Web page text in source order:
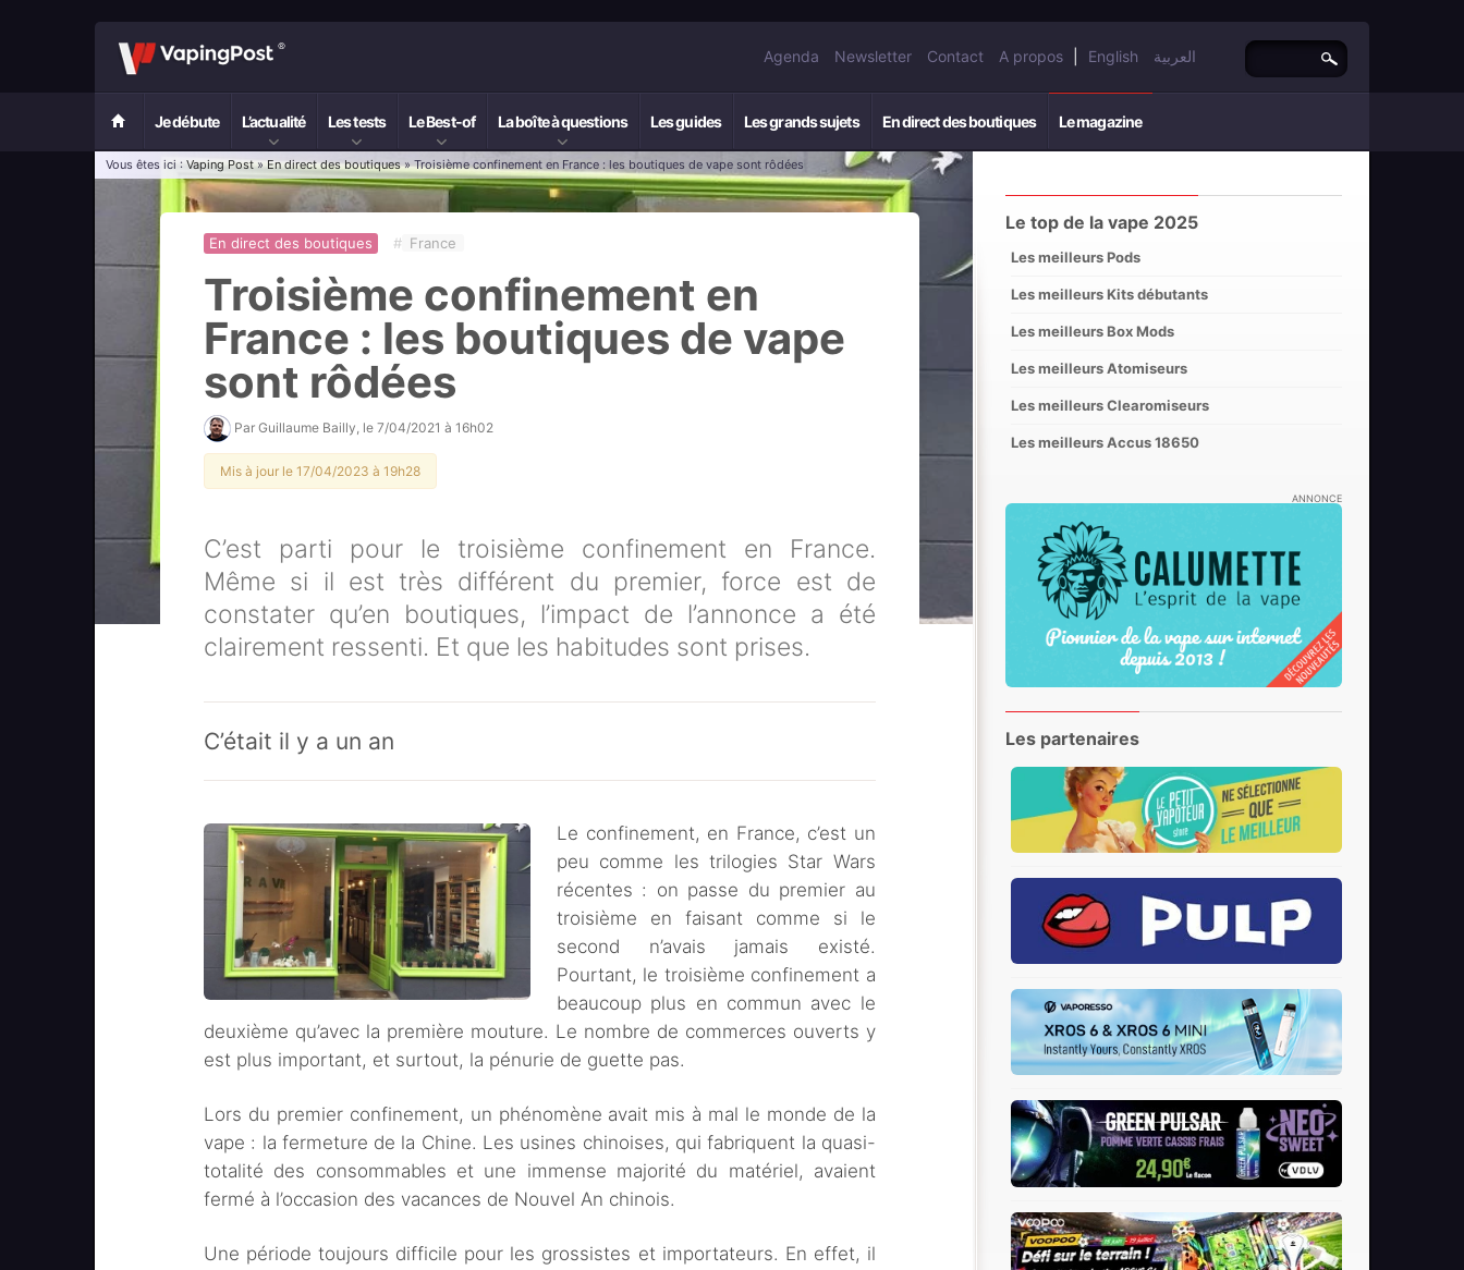
Agenda Newsletter Contact A propos English العربية
Je débute L’actualité Les tests Le Best-of La boîte à questions Les guides Les grands sujets En direct des boutiques Le magazine
Vous êtes ici : Vaping Post»En direct des boutiques» Troisième confinement en France : les boutiques de vape sont rôdées
En direct des boutiques # France
Troisième confinement en
France : les boutiques de vape
sont rôdées
Par Guillaume Bailly , le 7/04/2021 à 16h02
Mis à jour le 17/04/2023 à 19h28
C’est parti pour le troisième confinement en France.
Même si il est très différent du premier, force est de
constater qu’en boutiques, l’impact de l’annonce a été
clairement ressenti. Et que les habitudes sont prises.
C’était il y a un an
Le confinement, en France, c’est un
peu comme les trilogies Star Wars
récentes : on passe du premier au
troisième en faisant comme si le
second n’avais jamais existé.
Pourtant, le troisième confinement a
beaucoup plus en commun avec le
deuxième qu’avec la première mouture. Le nombre de commerces ouverts y
est plus important, et surtout, la pénurie de guette pas.
Lors du premier confinement, un phénomène avait mis à mal le monde de la
vape : la fermeture de la Chine. Les usines chinoises, qui fabriquent la quasi-
totalité des consommables et une immense majorité du matériel, avaient
fermé à l’occasion des vacances de Nouvel An chinois.
Une période toujours difficile pour les grossistes et importateurs. En effet, il
Le top de la vape 2025
Les meilleurs Pods
Les meilleurs Kits débutants
Les meilleurs Box Mods
Les meilleurs Atomiseurs
Les meilleurs Clearomiseurs
Les meilleurs Accus 18650
ANNONCE
Les partenaires